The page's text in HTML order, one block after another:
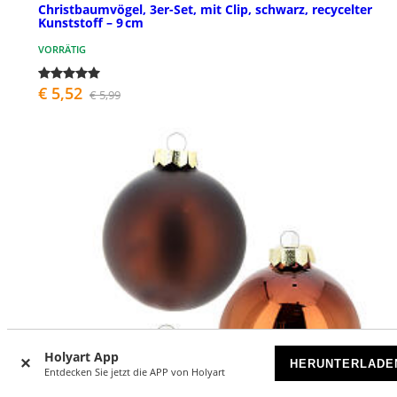
Holyart App
Entdecken Sie jetzt die APP von Holyart
Christbaumvögel, 3er-Set, mit Clip, schwarz, recycelter
Kunststoff – 9 cm
VORRÄTIG
€ 5,52 € 5,99